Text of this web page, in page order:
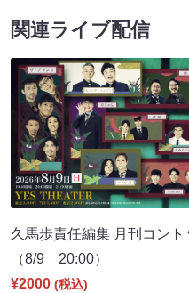
関連ライブ配信
久馬歩責任編集 月刊コント
（8/9 20:00）
¥2000 (税込)